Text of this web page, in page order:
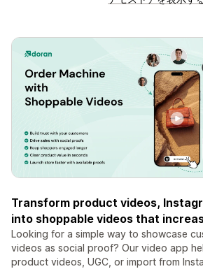
Transform product videos,
into shoppable videos that
Looking for a simple way to showcase
videos as social proof? Our video app
product videos, UGC, or import from